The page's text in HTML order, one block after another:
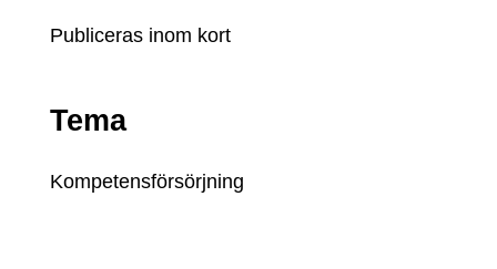
Publiceras inom kort
Tema
Kompetensförsörjning